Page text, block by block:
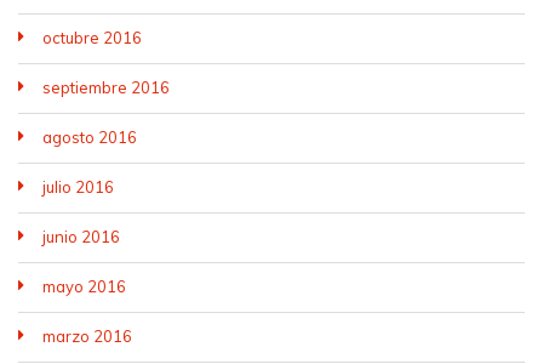
octubre 2016
septiembre 2016
agosto 2016
julio 2016
junio 2016
mayo 2016
marzo 2016